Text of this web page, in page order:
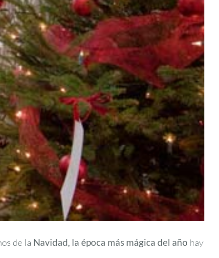
de la Navidad, la época más mágica del año hay